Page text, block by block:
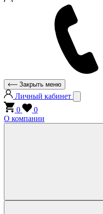
Закрыть меню
Личный кабинет
0
0
О компании